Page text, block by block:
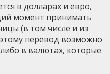
в долларах и евро,
момент принимать
(в том числе и из
перевод возможно
в валютах, которые